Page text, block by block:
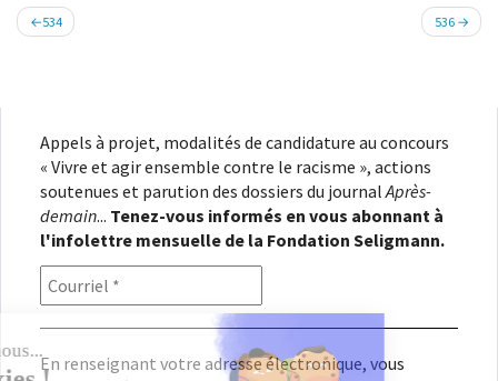
Navigation
de
534 536
Appels à projet, modalités de candidature au concours
« Vivre et agir ensemble contre le racisme », actions
soutenues et parution des dossiers du journalAprès-
demain... Tenez-vous informés en vous abonnant à
l'infolettre mensuelle de la Fondation Seligmann.
En renseignant votre adresse électronique, vous